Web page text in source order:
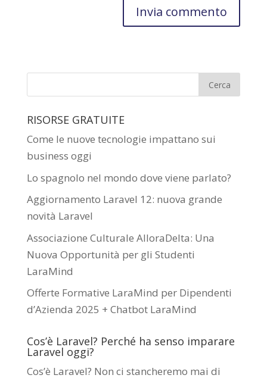
RISORSE GRATUITE
Come le nuove tecnologie impattano sui
business oggi
Lo spagnolo nel mondo dove viene parlato?
Aggiornamento Laravel 12: nuova grande
novità Laravel
Associazione Culturale AlloraDelta: Una
Nuova Opportunità per gli Studenti
LaraMind
Offerte Formative LaraMind per Dipendenti
d’Azienda 2025 + Chatbot LaraMind
Cos’è Laravel? Perché ha senso imparare
Laravel oggi?
Cos’è Laravel? Non ci stancheremo mai di